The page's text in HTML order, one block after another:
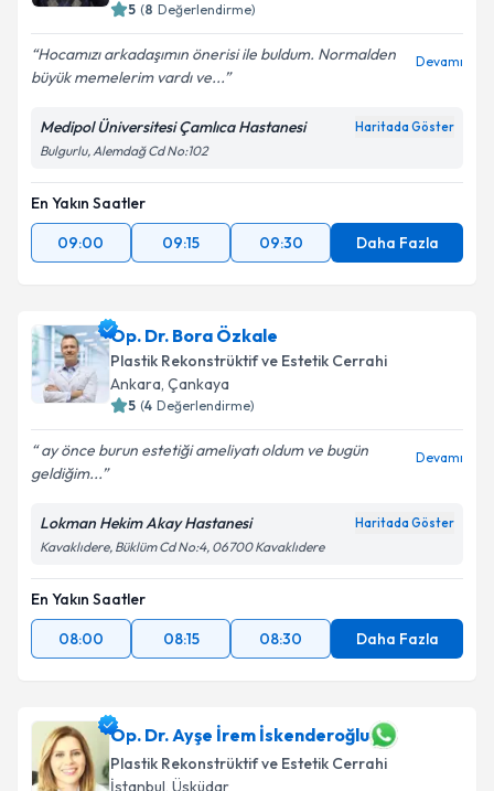
5 (8 Değerlendirme)
Hocamızı arkadaşımın önerisi ile buldum. Normalden
büyük memelerim vardı ve...
Devamı
Medipol Üniversitesi Çamlıca Hastanesi Haritada Göster
Bulgurlu, Alemdağ Cd No:102
En Yakın Saatler
09:00
09:15 09:30 Daha Fazla
Op. Dr. Bora Özkale
Plastik Rekonstrüktif ve Estetik Cerrahi
Ankara, Çankaya
5 (4 Değerlendirme)
ay önce burun estetiği ameliyatı oldum ve bugün
geldiğim...
Devamı
Lokman Hekim Akay Hastanesi Haritada Göster
Kavaklıdere, Büklüm Cd No:4, 06700 Kavaklıdere
En Yakın Saatler
08:00
08:15 08:30 Daha Fazla
Op. Dr. Ayşe İrem İskenderoğlu
Plastik Rekonstrüktif ve Estetik Cerrahi
İstanbul Üsküdar